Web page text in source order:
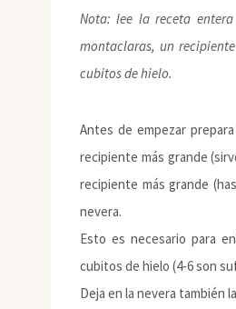
Nota: lee la receta
montaclaras, un
cubitos de hielo.
Antes de empezar
recipiente más grande
recipiente más grande
nevera.
Esto es necesario para
cubitos de hielo (4-6 son
Deja en la nevera también